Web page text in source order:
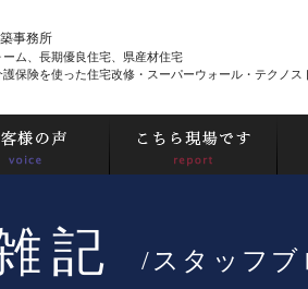
事務所
ム、長期優良住宅、県産材住宅
保険を使った住宅改修・スーパーウォール・テクノス
記 /スタッフブ